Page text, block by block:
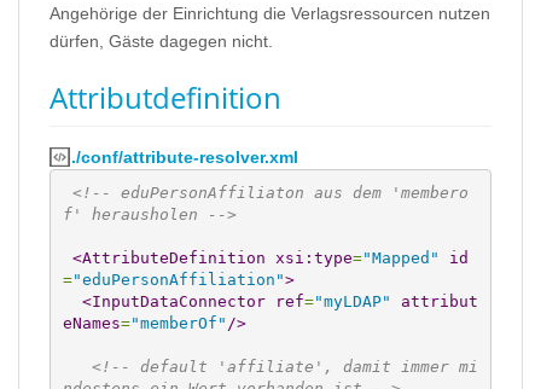
Angehörige der Einrichtung die Verlagsressourcen nutzen
dürfen, Gäste dagegen nicht.
Attributdefinition
./conf/attribute-resolver.xml
<!-- eduPersonAffiliaton aus dem 'membero
f' herausholen -->
<AttributeDefinition xsi:type="Mapped"
id
="eduPersonAffiliation">
<InputDataConnector
ref="myLDAP"
attribut
eNames="memberOf" />
<!-- default 'affiliate', damit immer mi